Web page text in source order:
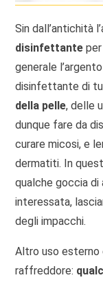
Sin dall’antichità
disinfettante
generale
disinfettante di
della pelle, delle
dunque fare da
curare micosi, e
dermatiti. In
qualche goccia
interessata,
degli impacchi.
Altro uso esterno
raffreddore: